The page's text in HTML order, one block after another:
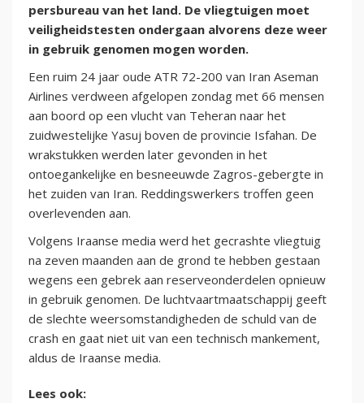
persbureau van het land. De vliegtuigen moet
veiligheidstesten ondergaan alvorens deze weer
in gebruik genomen mogen worden.
Een ruim 24 jaar oude ATR 72-200 van Iran Aseman
Airlines verdween afgelopen zondag met 66 mensen
aan boord op een vlucht van Teheran naar het
zuidwestelijke Yasuj boven de provincie Isfahan. De
wrakstukken werden later gevonden in het
ontoegankelijke en besneeuwde Zagros-gebergte in
het zuiden van Iran. Reddingswerkers troffen geen
overlevenden aan.
Volgens Iraanse media werd het gecrashte vliegtuig
na zeven maanden aan de grond te hebben gestaan
wegens een gebrek aan reserveonderdelen opnieuw
in gebruik genomen. De luchtvaartmaatschappij geeft
de slechte weersomstandigheden de schuld van de
crash en gaat niet uit van een technisch mankement,
aldus de Iraanse media.
Lees ook: